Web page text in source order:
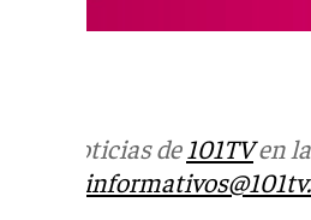
Más noticias de 101TVen